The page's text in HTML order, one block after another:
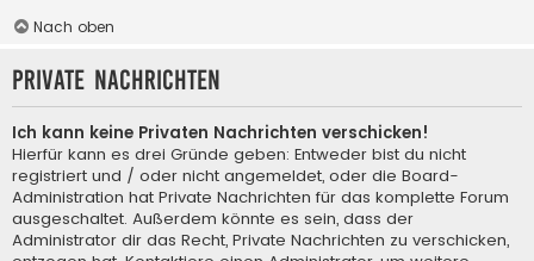
Nach oben
Private Nachrichten
Ich kann keine Privaten Nachrichten verschicken!
Hierfür kann es drei Gründe geben: Entweder bist du nicht
registriert und / oder nicht angemeldet, oder die Board-
Administration hat Private Nachrichten für das komplette Forum
ausgeschaltet. Außerdem könnte es sein, dass der
Administrator dir das Recht, Private Nachrichten zu verschicken,